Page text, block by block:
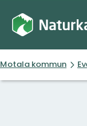
Motala kommun